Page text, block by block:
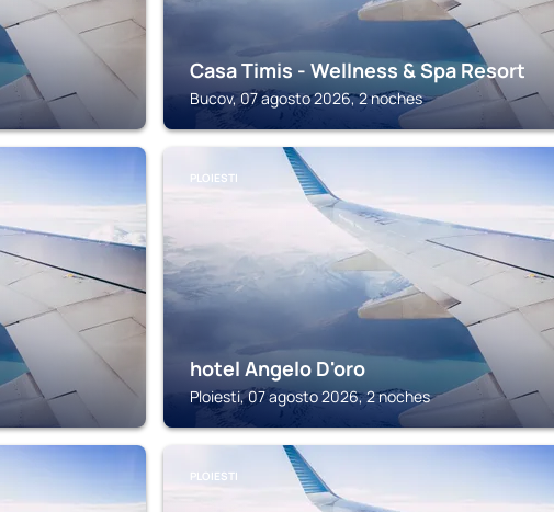
Casa Timis - Wellness & Spa Resort
Bucov, 07 agosto 2026, 2 noches
PLOIESTI
hotel Angelo D'oro
Ploiesti, 07 agosto 2026, 2 noches
PLOIESTI